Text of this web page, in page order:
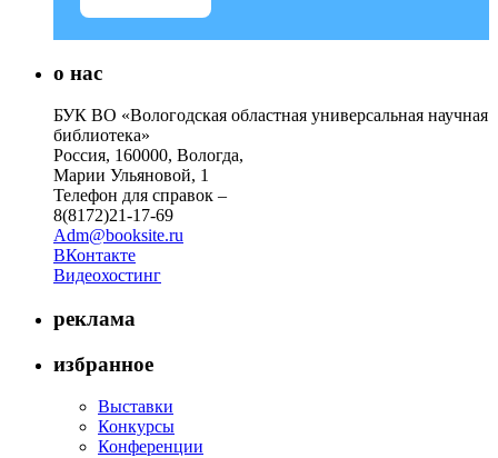
о нас
БУК ВО «Вологодская областная универсальная научная
библиотека»
Россия, 160000, Вологда,
Марии Ульяновой, 1
Телефон для справок –
8(8172)21-17-69
Adm@booksite.ru
ВКонтакте
Видеохостинг
реклама
избранное
Выставки
Конкурсы
Конференции